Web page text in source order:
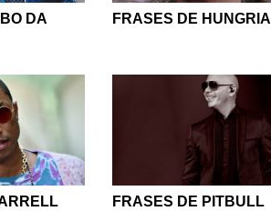
DA
FRASES DE HUNGRIA
FRASES DE PITBULL